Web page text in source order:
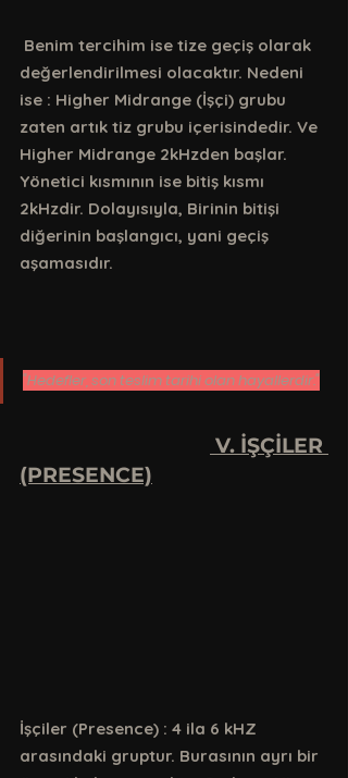
değerlendirilmesi olacaktır. Nedeni
ise : Higher Midrange (İşçi) grubu
zaten artık tiz grubu içerisindedir. Ve
Higher Midrange 2kHzden başlar.
Yönetici kısmının ise bitiş kısmı
2kHzdir. Dolayısıyla, Birinin bitişi
diğerinin başlangıcı, yani geçiş
aşamasıdır.
"Hedefler, son teslim tarihi olan hayallerdir."
V. İŞÇİLER
(PRESENCE)
İşçiler (Presence) : 4 ila 6 kHZ
arasındaki gruptur. Burasının ayrı bir